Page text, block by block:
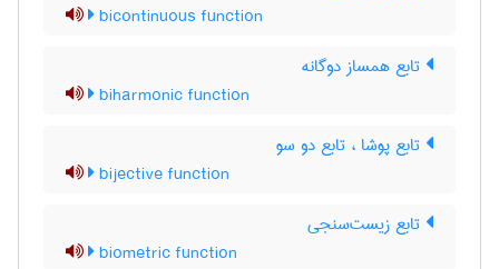
bicontinuous function
تابع همساز دوگانه
biharmonic function
تابع پوشا ، تابع دو سو
bijective function
تابع زیست‌سنجی
biometric function